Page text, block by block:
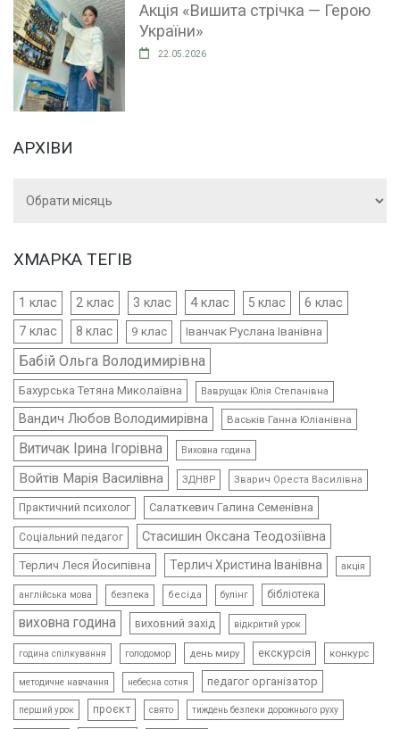
Акція «Вишита стрічка — Герою
України»
22.05.2026
АРХІВИ
ХМАРКА ТЕГІВ
1 клас 2 клас 3 клас 4 клас 5 клас 6 клас
7 клас 8 клас 9 клас Іванчак Руслана Іванівна
Бабій Ольга Володимирівна
Бахурська Тетяна Миколаївна Ваврущак Юлія Степанівна
Вандич Любов Володимирівна Васьків Ганна Юліанівна
Витичак Ірина Ігорівна Виховна година
Войтів Марія Василівна ЗДНВР Зварич Ореста Василівна
Практичний психолог Салаткевич Галина Семенівна
Соціальний педагог Стасишин Оксана Теодозіївна
Терлич Леся Йосипівна Терлич Христина Іванівна акція
англійська мова безпека бесіда булінг бібліотека
виховна година виховний захід відкритий урок
година спілкування голодомор день миру екскурсія конкурс
методичне навчання небесна сотня педагог організатор
перший урок проєкт свято тиждень безпеки дорожнього руху